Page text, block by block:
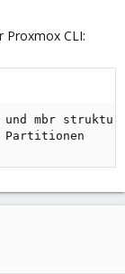
Proxmox CLI:
mbr struktur
Partitionen